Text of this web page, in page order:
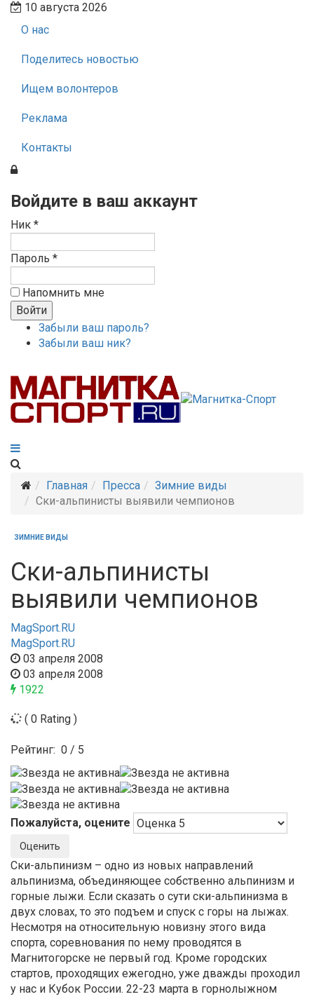
10 августа 2026
О нас
Поделитесь новостью
Ищем волонтеров
Реклама
Контакты
Войдите в ваш аккаунт
Ник *
Пароль *
Напомнить мне
Забыли ваш пароль?
Забыли ваш ник?
Главная Пресса
Зимние виды
Ски-альпинисты выявили чемпионов
ЗИМНИЕ ВИДЫ
Ски-альпинисты
выявили чемпионов
MagSport.RU
MagSport.RU
03 апреля 2008
03 апреля 2008
1922
( 0 Rating )
Рейтинг: 0 / 5
Пожалуйста, оцените
Ски-альпинизм – одно из новых направлений
альпинизма, объединяющее собственно альпинизм и
горные лыжи. Если сказать о сути ски-альпинизма в
двух словах, то это подъем и спуск с горы на лыжах.
Несмотря на относительную новизну этого вида
спорта, соревнования по нему проводятся в
Магнитогорске не первый год. Кроме городских
стартов, проходящих ежегодно, уже дважды проходил
у нас и Кубок России. 22-23 марта в горнолыжном